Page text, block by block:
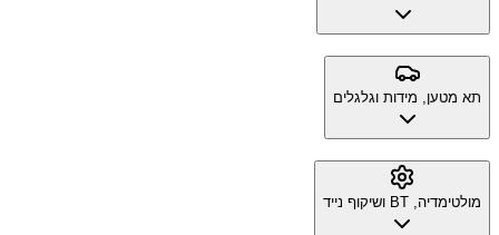
תא מטען, מידות וגלגלים
מולטימדיה, BT ושיקוף נייד